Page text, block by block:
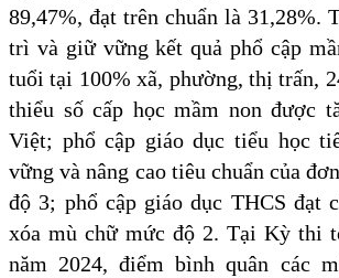
89,47%, đạt trên chuẩn là 31,28%.
trì và giữ vững kết quả phổ cập
tuổi tại 100% xã, phường, thị trấn,
thiểu số cấp học mầm non được
Việt; phổ cập giáo dục tiểu học
vững và nâng cao tiêu chuẩn của
độ 3; phổ cập giáo dục THCS đạt
xóa mù chữ mức độ 2. Tại Kỳ thi
năm 2024, điểm bình quân các